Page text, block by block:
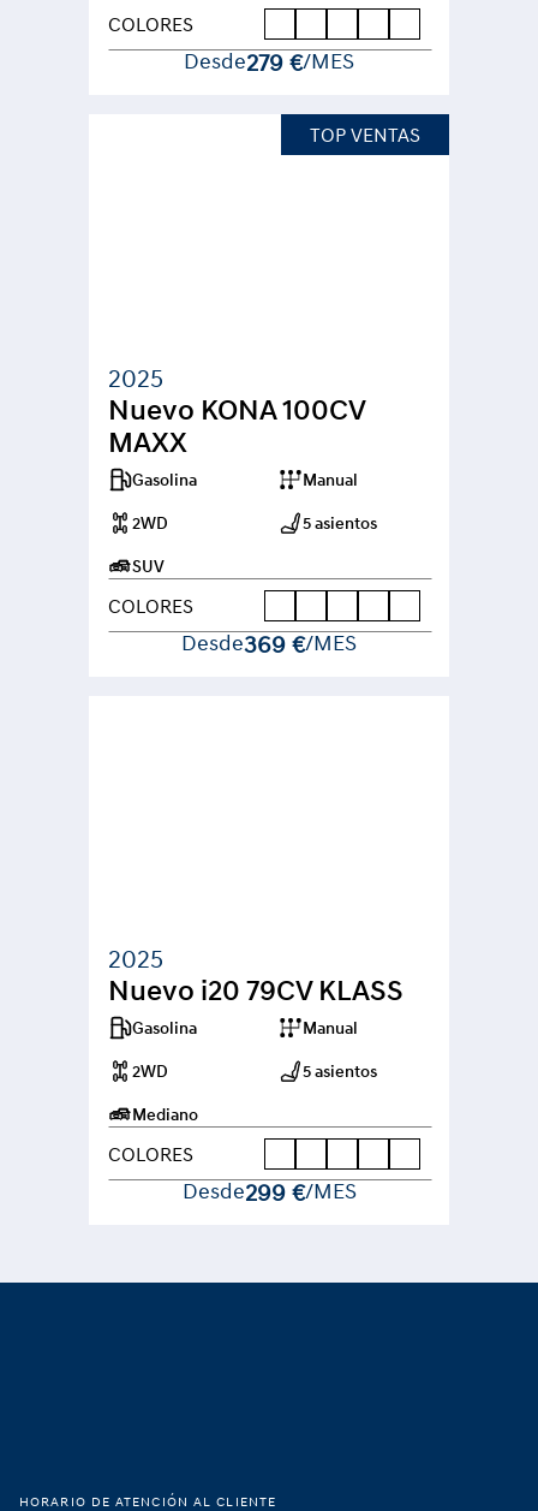
COLORES
Desde279 €/MES
TOP VENTAS
2025
Nuevo KONA 100CV
MAXX
Gasolina Manual
2WD 5 asientos
SUV
COLORES
Desde369 €/MES
2025
Nuevo i20 79CV KLASS
Gasolina Manual
2WD 5 asientos
Mediano
COLORES
Desde299 €/MES
HORARIO DE ATENCIÓN AL CLIENTE